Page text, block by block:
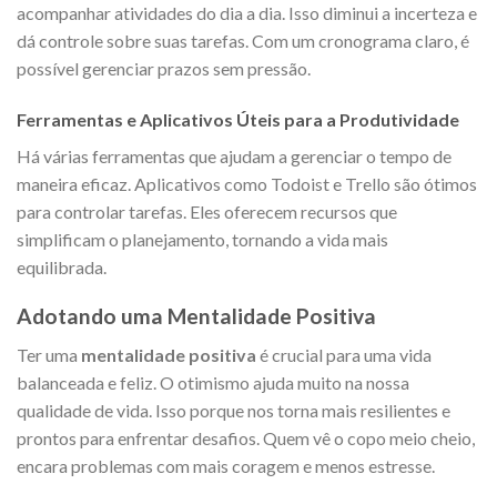
acompanhar atividades do dia a dia. Isso diminui a incerteza e
dá controle sobre suas tarefas. Com um cronograma claro, é
possível gerenciar prazos sem pressão.
Ferramentas e Aplicativos Úteis para a Produtividade
Há várias ferramentas que ajudam a gerenciar o tempo de
maneira eficaz. Aplicativos como Todoist e Trello são ótimos
para controlar tarefas. Eles oferecem recursos que
simplificam o planejamento, tornando a vida mais
equilibrada.
Adotando uma Mentalidade Positiva
Ter uma mentalidade positiva é crucial para uma vida
balanceada e feliz. O otimismo ajuda muito na nossa
qualidade de vida. Isso porque nos torna mais resilientes e
prontos para enfrentar desafios. Quem vê o copo meio cheio,
encara problemas com mais coragem e menos estresse.